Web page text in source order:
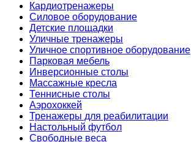
Кардиотренажеры
Силовое оборудование
Детские площадки
Уличные тренажеры
Уличное спортивное оборудование
Парковая мебель
Инверсионные столы
Массажные кресла
Теннисные столы
Аэрохоккей
Тренажеры для реабилитации
Настольный футбол
Свободные веса